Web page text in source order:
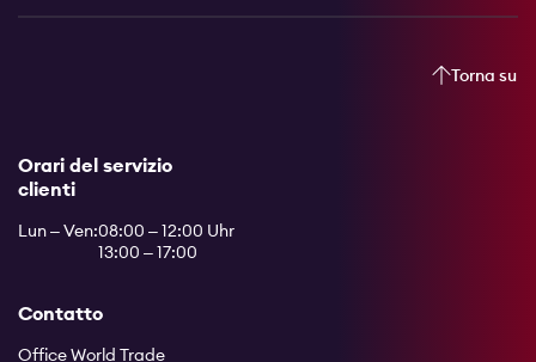
Torna su
Contatto
Office World Trade
Orari del servizio
clienti
Lun – Ven:08:00 – 12:00 Uhr
13:00 – 17:00